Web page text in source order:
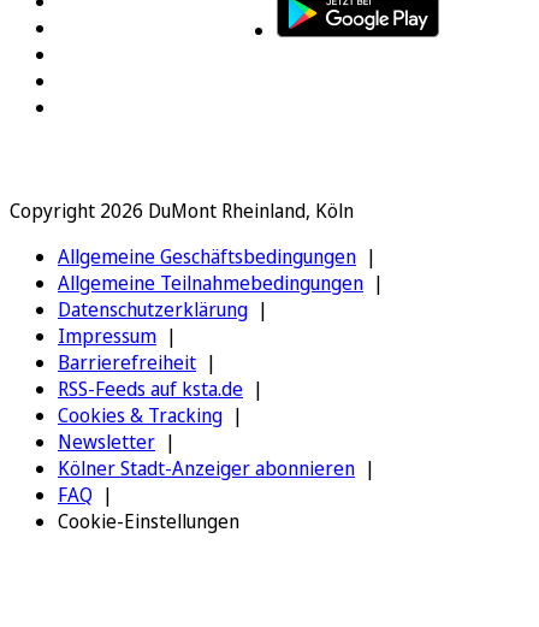
Copyright 2026 DuMont Rheinland, Köln
Allgemeine Geschäftsbedingungen
Allgemeine Teilnahmebedingungen
Datenschutzerklärung
Impressum
Barrierefreiheit
RSS-Feeds auf ksta.de
Cookies & Tracking
Newsletter
Kölner Stadt-Anzeiger abonnieren
FAQ
Cookie-Einstellungen